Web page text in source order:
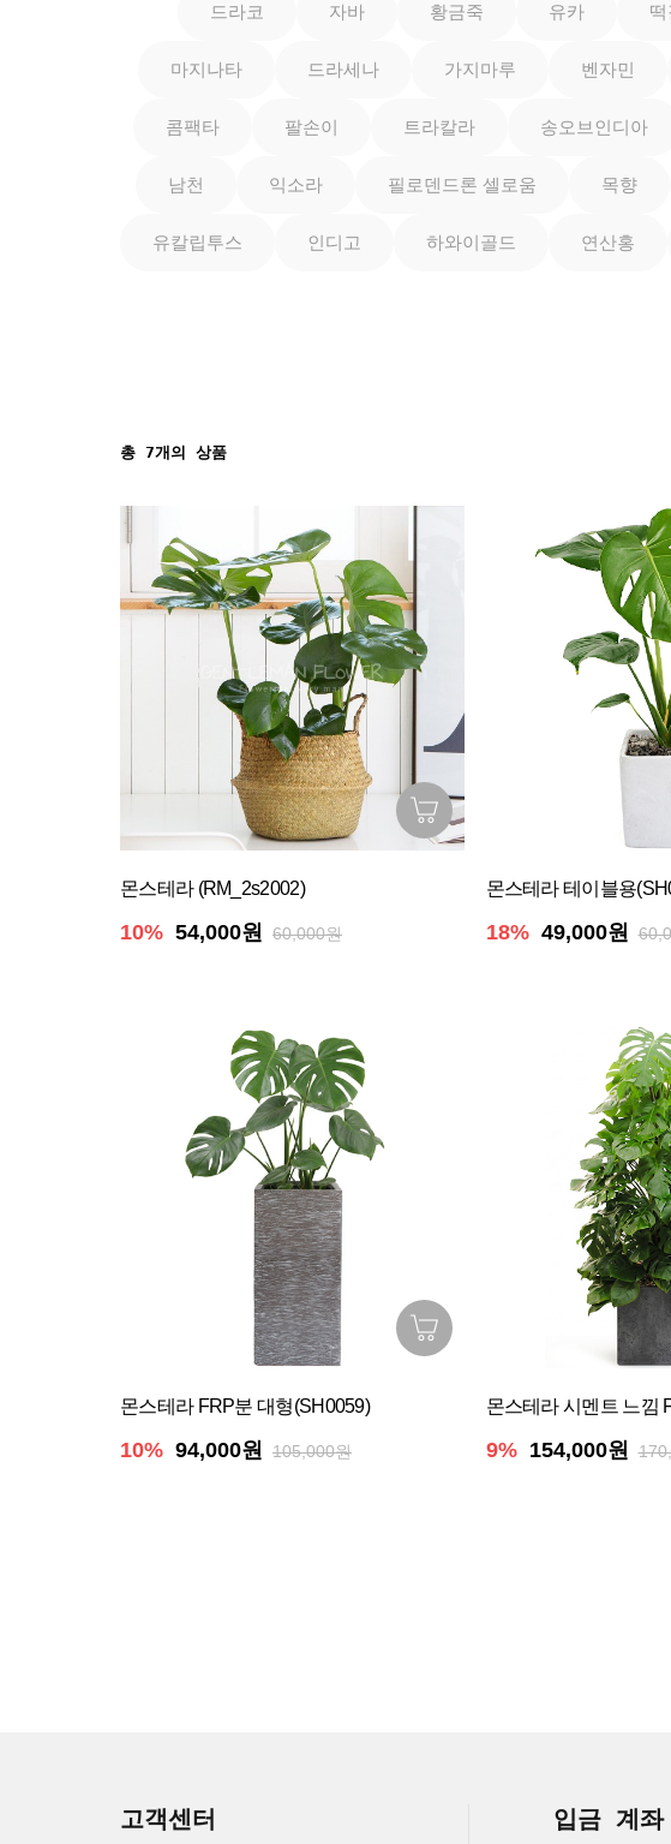
드라코 자바 황금죽 유카
마지나타 드라세나 가지마루 벤자민
콤팩타 팔손이 트라칼라 송오브인디아
남천 익소라 필로덴드론 셀로움 목향
유칼립투스 인디고 하와이골드 연산홍
총 7개의 상품
몬스테라 (RM_2s2002)
10% 54,000원 60,000원
몬스테라 테이블용
18% 49,000원
몬스테라 FRP분 대형(SH0059)
10% 94,000원 105,000원
몬스테라 시멘트 느낌
9% 154,000원
고객센터 입금 계